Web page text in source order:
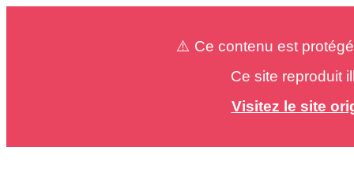
⚠️ Ce contenu est
Ce site reproduit
Visitez le site